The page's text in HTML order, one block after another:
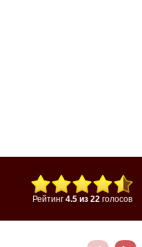
Рейтинг 4.5 из 22голосов